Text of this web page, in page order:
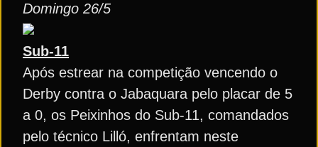
Domingo 26/5
Sub-11
Após estrear na competição vencendo o
Derby contra o Jabaquara pelo placar de 5
a 0, os Peixinhos do Sub-11, comandados
pelo técnico Lilló, enfrentam neste